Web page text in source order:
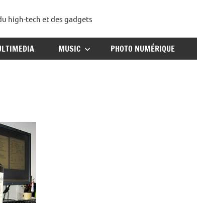
high-tech et des gadgets
MUSIC PHOTO NUMÉRIQUE